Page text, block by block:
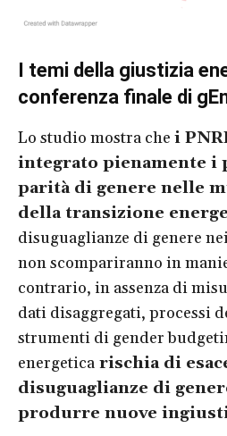
I temi della giustizia
conferenza finale di
Lo studio mostra che i
integrato pienamente
parità di genere nelle
della transizione
disuguaglianze di genere
non scompariranno in
contrario, in assenza di
dati disaggregati, processi
strumenti di gender
energetica rischia di
disuguaglianze di
produrre nuove